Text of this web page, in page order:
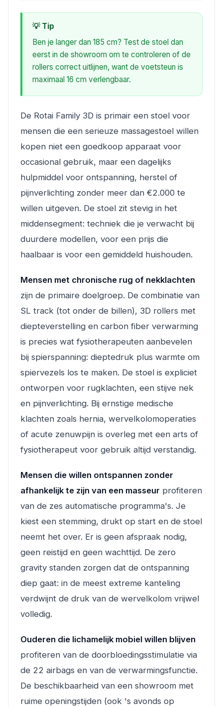
💡 Tip
Ben je langer dan 185 cm? Test de stoel dan
eerst in de showroom om te controleren of de
rollers correct uitlijnen, want de voetsteun is
maximaal 16 cm verlengbaar.
De Rotai Family 3D is primair een stoel voor
mensen die een serieuze massagestoel willen
kopen niet een goedkoop apparaat voor
occasional gebruik, maar een dagelijks
hulpmiddel voor ontspanning, herstel of
pijnverlichting zonder meer dan €2.000 te
willen uitgeven. De stoel zit stevig in het
middensegment: techniek die je verwacht bij
duurdere modellen, voor een prijs die
haalbaar is voor een gemiddeld huishouden.
Mensen met chronische rug of nekklachten
zijn de primaire doelgroep. De combinatie van
SL track (tot onder de billen), 3D rollers met
diepteverstelling en carbon fiber verwarming
is precies wat fysiotherapeuten aanbevelen
bij spierspanning: dieptedruk plus warmte om
spiervezels los te maken. De stoel is expliciet
ontworpen voor rugklachten, een stijve nek
en pijnverlichting. Bij ernstige medische
klachten zoals hernia, wervelkolomoperaties
of acute zenuwpijn is overleg met een arts of
fysiotherapeut voor gebruik altijd verstandig.
Mensen die willen ontspannen zonder
afhankelijk te zijn van een masseur profiteren
van de zes automatische programma's. Je
kiest een stemming, drukt op start en de stoel
neemt het over. Er is geen afspraak nodig,
geen reistijd en geen wachttijd. De zero
gravity standen zorgen dat de ontspanning
diep gaat: in de meest extreme kanteling
verdwijnt de druk van de wervelkolom vrijwel
volledig.
Ouderen die lichamelijk mobiel willen blijven
profiteren van de doorbloedingsstimulatie via
de 22 airbags en van de verwarmingsfunctie.
De beschikbaarheid van een showroom met
ruime openingstijden (ook 's avonds op